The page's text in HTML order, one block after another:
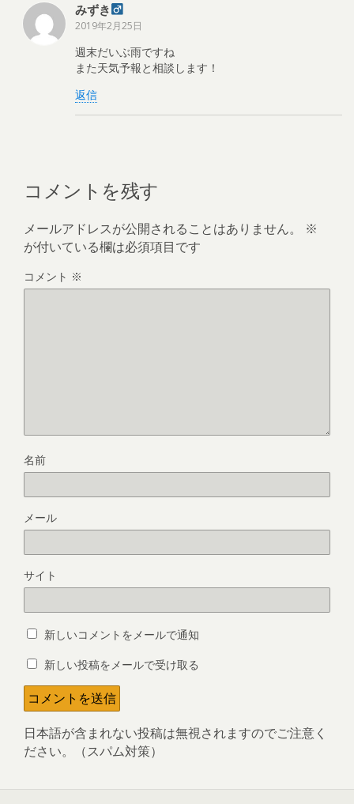
みずき
2019年2月25日
週末だいぶ雨ですね
また天気予報と相談します！
返信
コメントを残す
メールアドレスが公開されることはありません。
※
が付いている欄は必須項目です
コメント ※
名前
メール
サイト
新しいコメントをメールで通知
新しい投稿をメールで受け取る
日本語が含まれない投稿は無視されますのでご注意く
ださい。（スパム対策）